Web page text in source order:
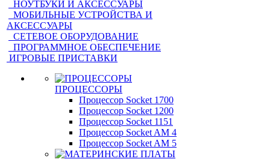
НОУТБУКИ И АКСЕССУАРЫ
МОБИЛЬНЫЕ УСТРОЙСТВА И
АКСЕССУАРЫ
СЕТЕВОЕ ОБОРУДОВАНИЕ
ПРОГРАММНОЕ ОБЕСПЕЧЕНИЕ
ИГРОВЫЕ ПРИСТАВКИ
ПРОЦЕССОРЫ
Процессор Socket 1700
Процессор Socket 1200
Процессор Socket 1151
Процессор Socket AM 4
Процессор Socket AM 5